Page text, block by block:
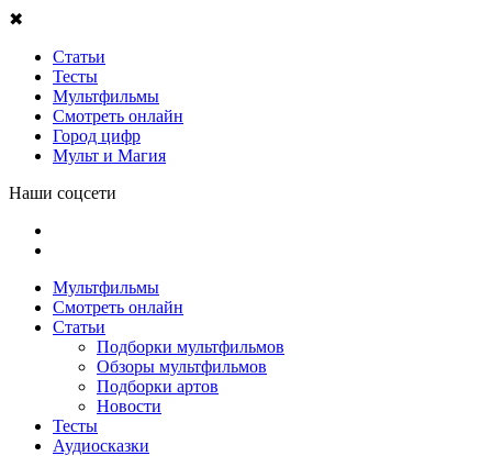
✖
Статьи
Тесты
Мультфильмы
Смотреть онлайн
Город цифр
Мульт и Магия
Наши соцсети
Мультфильмы
Смотреть онлайн
Статьи
Подборки мультфильмов
Обзоры мультфильмов
Подборки артов
Новости
Тесты
Аудиосказки